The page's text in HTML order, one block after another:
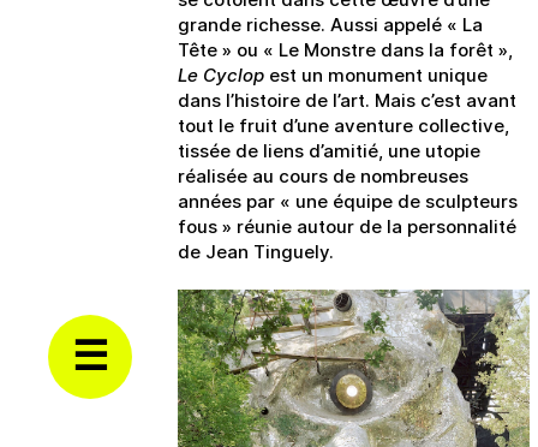
grande richesse. Aussi appelé « La
Tête » ou « Le Monstre dans la forêt »,
Le Cyclopest un monument unique
dans l’histoire de l’art. Mais c’est avant
tout le fruit d’une aventure collective,
tissée de liens d’amitié, une utopie
réalisée au cours de nombreuses
années par « une équipe de sculpteurs
fous » réunie autour de la personnalité
de Jean Tinguely.